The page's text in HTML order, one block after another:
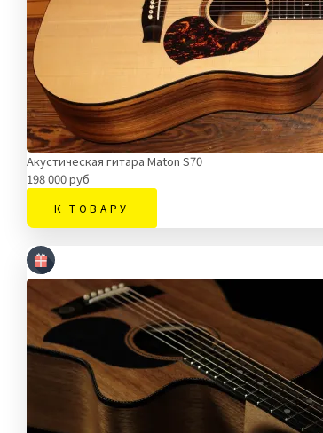
Акустическая гитара Maton S70
198 000 руб
К ТОВАРУ